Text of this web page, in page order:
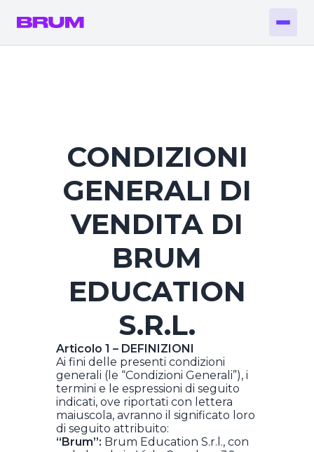
CONDIZIONI
GENERALI DI
VENDITA DI
BRUM
EDUCATION
S.R.L.
Articolo 1 – DEFINIZIONI
Ai fini delle presenti condizioni
generali (le “Condizioni Generali”), i
termini e le espressioni di seguito
indicati, ove riportati con lettera
maiuscola, avranno il significato loro
di seguito attribuito:
“Brum”: Brum Education S.r.l., con